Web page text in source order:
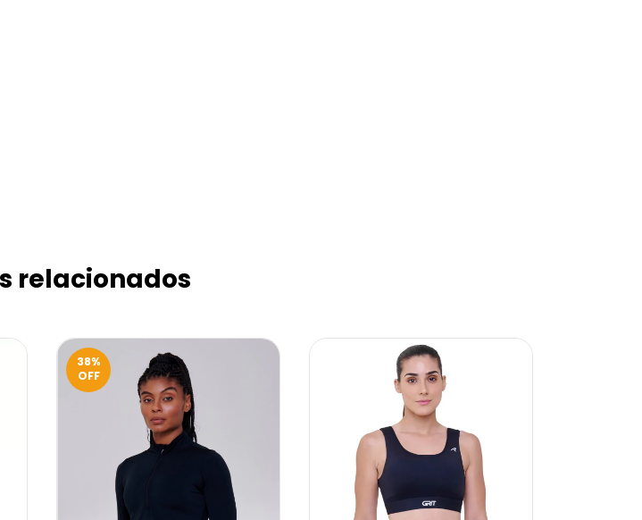
relacionados
38%
OFF